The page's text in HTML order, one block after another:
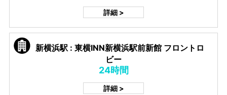
詳細 >
新横浜駅 : 東横INN新横浜駅前新館 フロントロ
ビー
24時間
詳細 >